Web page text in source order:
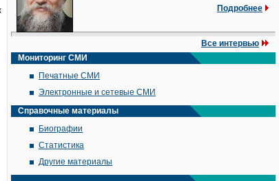
Подробнее
Все интервью
Мониторинг СМИ
Печатные СМИ
Электронные и сетевые СМИ
Справочные материалы
Биографии
Статистика
Другие материалы